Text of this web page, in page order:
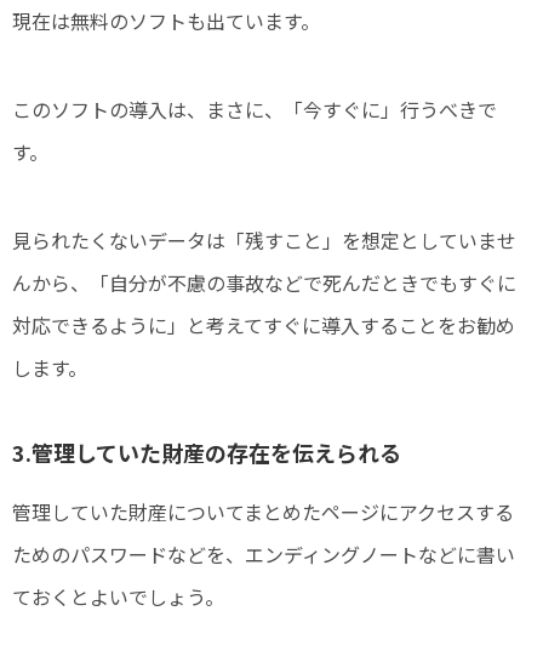
現在は無料のソフトも出ています。
このソフトの導入は、まさに、「今すぐに」行うべきで
す。
見られたくないデータは「残すこと」を想定としていませ
んから、「自分が不慮の事故などで死んだときでもすぐに
対応できるように」と考えてすぐに導入することをお勧め
します。
3.管理していた財産の存在を伝えられる
管理していた財産についてまとめたページにアクセスする
ためのパスワードなどを、エンディングノートなどに書い
ておくとよいでしょう。